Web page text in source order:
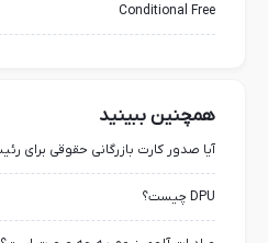
Conditional Free
همچنین ببینید
DPU چیست؟